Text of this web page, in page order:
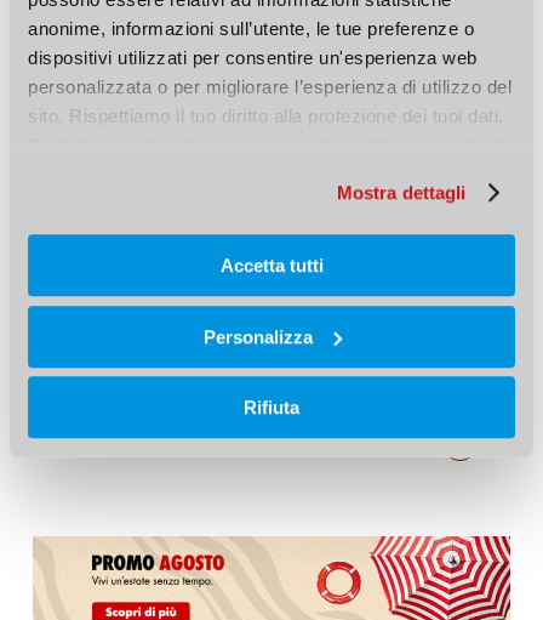
anonime, informazioni sull’utente, le tue preferenze o
dispositivi utilizzati per consentire un'esperienza web
personalizzata o per migliorare l’esperienza di utilizzo del
sito. Rispettiamo il tuo diritto alla protezione dei tuoi dati.
Mostra dettagli
Accetta tutti
Personalizza
Rifiuta
Una soluzione semplice, già
Per chi vuole standardizzare questa operazione e
specifico Würth per la pulizia di bulloni ruota
e mozzo. Gli speciali accessori per la pulizia
garantiscono la massima cura della superficie di
contatto tra il mozzo ruota e il cerchione
Scopri il kit pulizia bulloni ruota e mozzo